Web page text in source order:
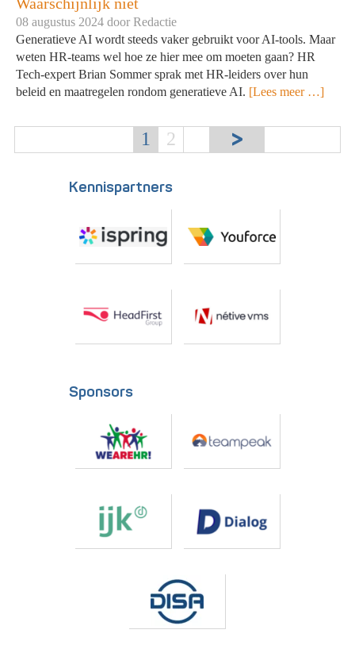
Waarschijnlijk niet
08 augustus 2024 doorRedactie
Generatieve AI wordt steeds vaker gebruikt voor AI-tools. Maar
weten HR-teams wel hoe ze hier mee om moeten gaan? HR
Tech-expert Brian Sommer sprak met HR-leiders over hun
beleid en maatregelen rondom generatieve AI. [Lees meer …]
1 2
Kennispartners
Sponsors